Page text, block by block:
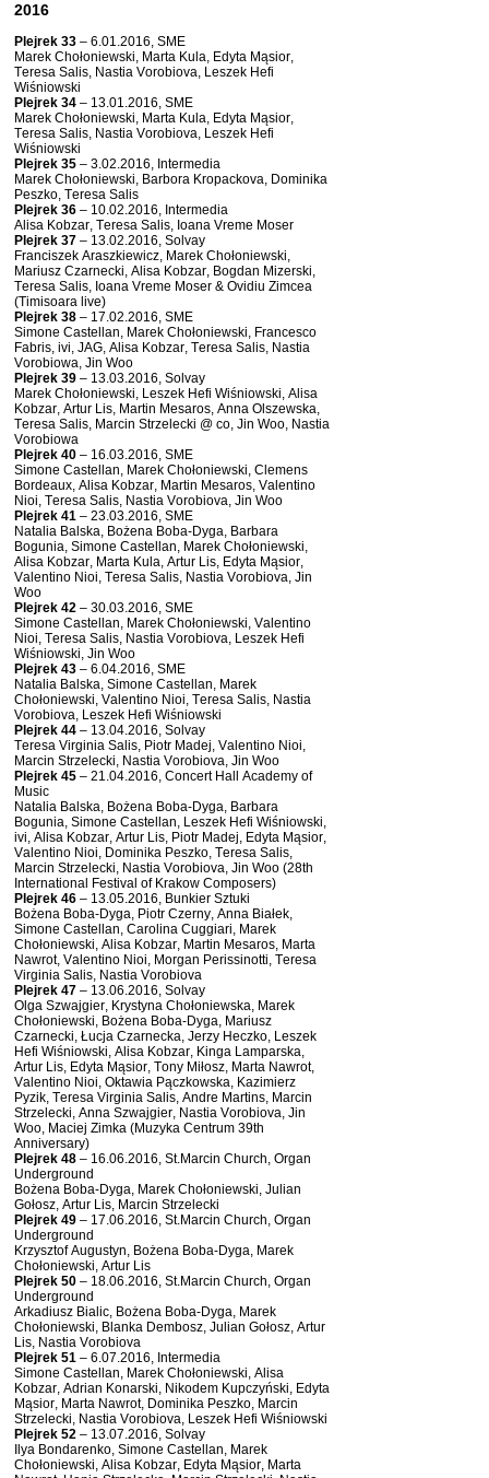
2016
Plejrek 33 – 6.01.2016, SME
Marek Chołoniewski, Marta Kula, Edyta Mąsior,
Teresa Salis, Nastia Vorobiova, Leszek Hefi
Wiśniowski
Plejrek 34 – 13.01.2016, SME
Marek Chołoniewski, Marta Kula, Edyta Mąsior,
Teresa Salis, Nastia Vorobiova, Leszek Hefi
Wiśniowski
Plejrek 35 – 3.02.2016, Intermedia
Marek Chołoniewski, Barbora Kropackova, Dominika
Peszko, Teresa Salis
Plejrek 36 – 10.02.2016, Intermedia
Alisa Kobzar, Teresa Salis, Ioana Vreme Moser
Plejrek 37 – 13.02.2016, Solvay
Franciszek Araszkiewicz, Marek Chołoniewski,
Mariusz Czarnecki, Alisa Kobzar, Bogdan Mizerski,
Teresa Salis, Ioana Vreme Moser & Ovidiu Zimcea
(Timisoara live)
Plejrek 38 – 17.02.2016, SME
Simone Castellan, Marek Chołoniewski, Francesco
Fabris, ivi, JAG, Alisa Kobzar, Teresa Salis, Nastia
Vorobiowa, Jin Woo
Plejrek 39 – 13.03.2016, Solvay
Marek Chołoniewski, Leszek Hefi Wiśniowski, Alisa
Kobzar, Artur Lis, Martin Mesaros, Anna Olszewska,
Teresa Salis, Marcin Strzelecki @ co, Jin Woo, Nastia
Vorobiowa
Plejrek 40 – 16.03.2016, SME
Simone Castellan, Marek Chołoniewski, Clemens
Bordeaux, Alisa Kobzar, Martin Mesaros, Valentino
Nioi, Teresa Salis, Nastia Vorobiova, Jin Woo
Plejrek 41 – 23.03.2016, SME
Natalia Balska, Bożena Boba-Dyga, Barbara
Bogunia, Simone Castellan, Marek Chołoniewski,
Alisa Kobzar, Marta Kula, Artur Lis, Edyta Mąsior,
Valentino Nioi, Teresa Salis, Nastia Vorobiova, Jin
Woo
Plejrek 42 – 30.03.2016, SME
Simone Castellan, Marek Chołoniewski, Valentino
Nioi, Teresa Salis, Nastia Vorobiova, Leszek Hefi
Wiśniowski, Jin Woo
Plejrek 43 – 6.04.2016, SME
Natalia Balska, Simone Castellan, Marek
Chołoniewski, Valentino Nioi, Teresa Salis, Nastia
Vorobiova, Leszek Hefi Wiśniowski
Plejrek 44 – 13.04.2016, Solvay
Teresa Virginia Salis, Piotr Madej, Valentino Nioi,
Marcin Strzelecki, Nastia Vorobiova, Jin Woo
Plejrek 45 – 21.04.2016, Concert Hall Academy of
Music
Natalia Balska, Bożena Boba-Dyga, Barbara
Bogunia, Simone Castellan, Leszek Hefi Wiśniowski,
ivi, Alisa Kobzar, Artur Lis, Piotr Madej, Edyta Mąsior,
Valentino Nioi, Dominika Peszko, Teresa Salis,
Marcin Strzelecki, Nastia Vorobiova, Jin Woo (28th
International Festival of Krakow Composers)
Plejrek 46 – 13.05.2016, Bunkier Sztuki
Bożena Boba-Dyga, Piotr Czerny, Anna Białek,
Simone Castellan, Carolina Cuggiari, Marek
Chołoniewski, Alisa Kobzar, Martin Mesaros, Marta
Nawrot, Valentino Nioi, Morgan Perissinotti, Teresa
Virginia Salis, Nastia Vorobiova
Plejrek 47 – 13.06.2016, Solvay
Olga Szwajgier, Krystyna Chołoniewska, Marek
Chołoniewski, Bożena Boba-Dyga, Mariusz
Czarnecki, Łucja Czarnecka, Jerzy Heczko, Leszek
Hefi Wiśniowski, Alisa Kobzar, Kinga Lamparska,
Artur Lis, Edyta Mąsior, Tony Miłosz, Marta Nawrot,
Valentino Nioi, Oktawia Pączkowska, Kazimierz
Pyzik, Teresa Virginia Salis, Andre Martins, Marcin
Strzelecki, Anna Szwajgier, Nastia Vorobiova, Jin
Woo, Maciej Zimka (Muzyka Centrum 39th
Anniversary)
Plejrek 48 – 16.06.2016, St.Marcin Church, Organ
Underground
Bożena Boba-Dyga, Marek Chołoniewski, Julian
Gołosz, Artur Lis, Marcin Strzelecki
Plejrek 49 – 17.06.2016, St.Marcin Church, Organ
Underground
Krzysztof Augustyn, Bożena Boba-Dyga, Marek
Chołoniewski, Artur Lis
Plejrek 50 – 18.06.2016, St.Marcin Church, Organ
Underground
Arkadiusz Bialic, Bożena Boba-Dyga, Marek
Chołoniewski, Blanka Dembosz, Julian Gołosz, Artur
Lis, Nastia Vorobiova
Plejrek 51 – 6.07.2016, Intermedia
Simone Castellan, Marek Chołoniewski, Alisa
Kobzar, Adrian Konarski, Nikodem Kupczyński, Edyta
Mąsior, Marta Nawrot, Dominika Peszko, Marcin
Strzelecki, Nastia Vorobiova, Leszek Hefi Wiśniowski
Plejrek 52 – 13.07.2016, Solvay
Ilya Bondarenko, Simone Castellan, Marek
Chołoniewski, Alisa Kobzar, Edyta Mąsior, Marta